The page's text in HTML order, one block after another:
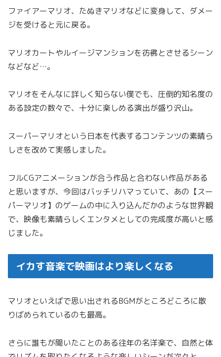
ファイアーマリオ、たぬきマリオなどに変身して、ダメー
ジを受けると元に戻る。
マリオカートやルイージマンションを彷彿とさせるシーン
などなど…。
マリオをそんなに詳しく知らない僕でも、圧倒的知名度の
ある設定の数々で、十分に楽しめる演出が盛り沢山。
スーパーマリオという日本を代表するコンテンツの素晴ら
しさを改めて実感しました。
フルCGアニメーションが合う作品と合わない作品がある
と思いますが、今回はバッチリハマっていて、あの【スー
パーマリオ】のゲームの中に入り込んだかのような世界観
で、映像も素晴らしくエンタメとしての完成度が高いと感
じました。
イカす音楽で映画はより楽しくなる
マリオといえばで思い出されるBGMがところどころに散
りばめられているのも最高。
さらに誰もが聞いたことのある往年の名洋楽で、自然と体